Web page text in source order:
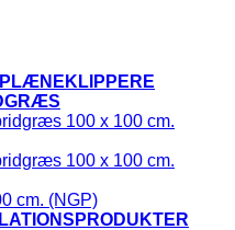
100 x 100 cm.
100 x 100 cm.
cm. (NGP)